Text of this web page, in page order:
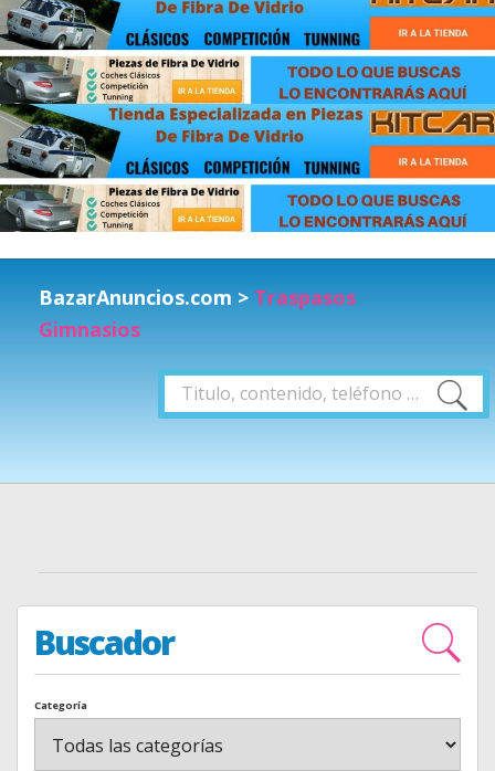
BazarAnuncios.com > Traspasos
Gimnasios
Buscar
por:
Buscar
Buscador
Categoría